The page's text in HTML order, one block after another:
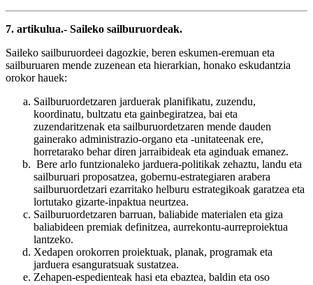
7. artikulua.- Saileko sailburuordeak.
Saileko sailburuordeei dagozkie, beren eskumen-eremuan eta
sailburuaren mende zuzenean eta hierarkian, honako eskudantzia
orokor hauek:
Sailburuordetzaren jarduerak planifikatu, zuzendu,
koordinatu, bultzatu eta gainbegiratzea, bai eta
zuzendaritzenak eta sailburuordetzaren mende dauden
gainerako administrazio-organo eta -unitateenak ere,
horretarako behar diren jarraibideak eta aginduak emanez.
Bere arlo funtzionaleko jarduera-politikak zehaztu, landu eta
sailburuari proposatzea, gobernu-estrategiaren arabera
sailburuordetzari ezarritako helburu estrategikoak garatzea eta
lortutako gizarte-inpaktua neurtzea.
Sailburuordetzaren barruan, baliabide materialen eta giza
baliabideen premiak definitzea, aurrekontu-aurreproiektua
lantzeko.
Xedapen orokorren proiektuak, planak, programak eta
jarduera esanguratsuak sustatzea.
Zehapen-espedienteak hasi eta ebaztea, baldin eta oso